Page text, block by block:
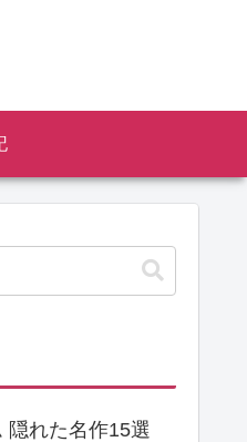
隠れた名作15選